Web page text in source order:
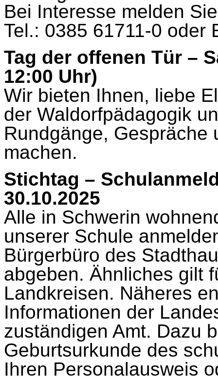
Bei Interesse melden
Tel.: 0385 61711-0 oder
Tag der offenen Tür –
12:00 Uhr)
Wir bieten Ihnen, liebe
der Waldorfpädagogik
Rundgänge, Gespräche
machen.
Stichtag –
30.10.2025
Alle in Schwerin
unserer Schule
Bürgerbüro des
abgeben. Ähnliches gilt
Landkreisen. Näheres
Informationen der
zuständigen Amt. Dazu
Geburtsurkunde des
Ihren Personalausweis